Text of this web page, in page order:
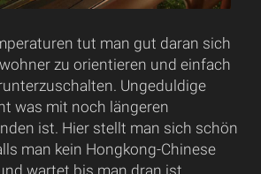
tut man gut daran sich
zu orientieren und einfach
Ungeduldige
was mit noch längeren
ist. Hier stellt man sich schön
man kein Hongkong-Chinese
wartet bis man dran ist.